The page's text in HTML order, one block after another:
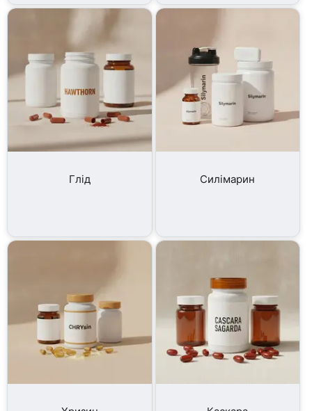
Глід Силімарин